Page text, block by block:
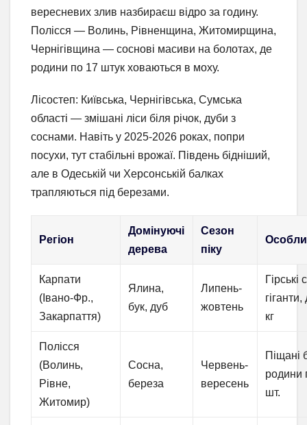
вересневих злив назбираєш відро за годину.
Полісся — Волинь, Рівненщина, Житомирщина,
Чернігівщина — соснові масиви на болотах, де
родини по 17 штук ховаються в моху.
Лісостеп: Київська, Чернігівська, Сумська
області — змішані ліси біля річок, дуби з
соснами. Навіть у 2025-2026 роках, попри
посухи, тут стабільні врожаї. Південь бідніший,
але в Одеській чи Херсонській балках
трапляються під березами.
Регіон
Домінуючі
дерева
Сезон
піку
Карпати
(Івано-Фр.,
Закарпаття)
Ялина,
бук, дуб
Липень-
жовтень
Гірські
кг
Полісся
(Волинь,
Рівне,
Житомир)
Сосна,
береза
Червень-
вересень
Піщані
родини
шт.